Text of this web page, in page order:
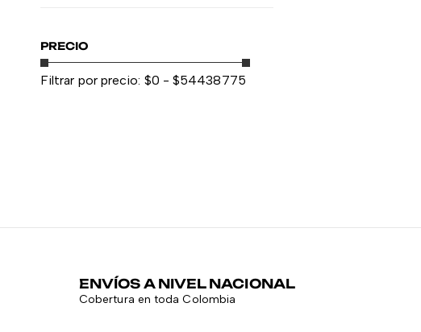
PRECIO
Filtrar por precio: $0 - $54438775
ENVÍOS A NIVEL NACIONAL
Cobertura en toda Colombia